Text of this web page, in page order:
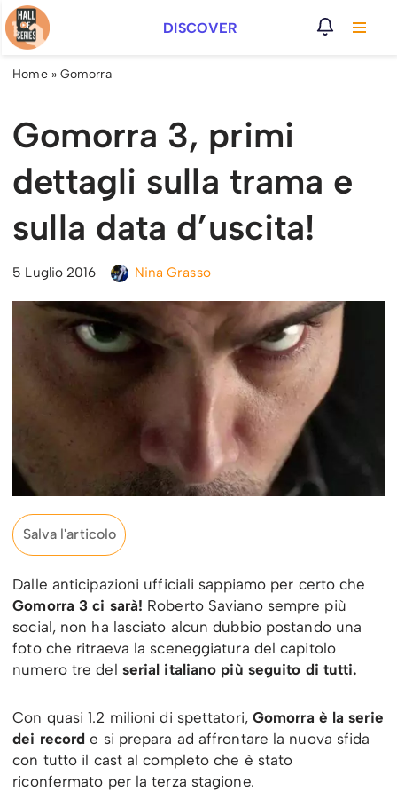
Vai
al
DISCOVER
Home» Gomorra
Gomorra 3, primi
dettagli sulla trama e
sulla data d’uscita!
5 Luglio 2016 Nina Grasso
Salva l'articolo
Dalle anticipazioni ufficiali sappiamo per certo che
Gomorra 3 ci sarà! Roberto Saviano sempre più
social, non ha lasciato alcun dubbio postando una
foto che ritraeva la sceneggiatura del capitolo
numero tre del serial italiano più seguito di tutti.
Con quasi 1.2 milioni di spettatori, Gomorra è la serie
dei record e si prepara ad affrontare la nuova sfida
con tutto il cast al completo che è stato
riconfermato per la terza stagione.